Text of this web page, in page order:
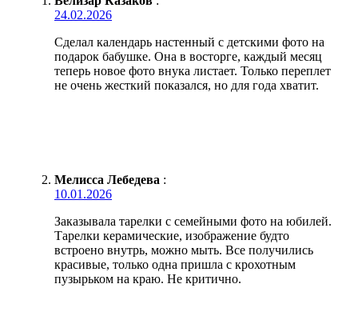
24.02.2026
Сделал календарь настенный с детскими фото на
подарок бабушке. Она в восторге, каждый месяц
теперь новое фото внука листает. Только переплет
не очень жесткий показался, но для года хватит.
Мелисса Лебедева :
10.01.2026
Заказывала тарелки с семейными фото на юбилей.
Тарелки керамические, изображение будто
встроено внутрь, можно мыть. Все получились
красивые, только одна пришла с крохотным
пузырьком на краю. Не критично.